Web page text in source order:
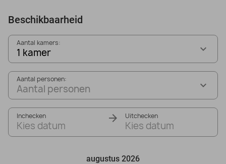
Beschikbaarheid
Aantal kamers:
1 kamer
Aantal personen:
Aantal personen
Inchecken
Kies datum
Uitchecken
Kies datum
augustus 2026